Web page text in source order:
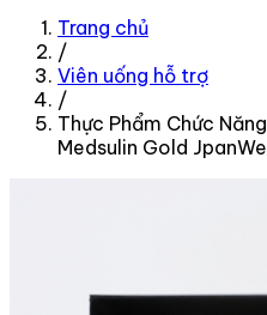
Trang chủ
/
Viên uống hỗ trợ
/
Thực Phẩm Chức
Medsulin Gold